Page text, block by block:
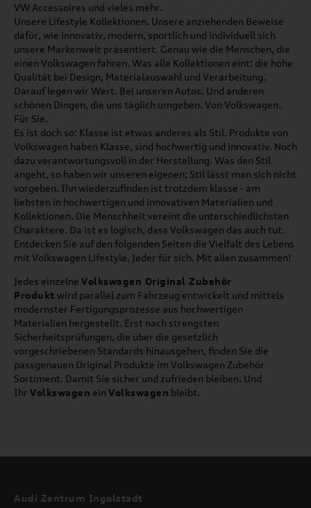
VW Accessoires und vieles mehr.
Unsere Lifestyle Kollektionen. Unsere anziehenden Beweise
dafür, wie innovativ, modern, sportlich und individuell sich
unsere Markenwelt präsentiert. Genau wie die Menschen, die
einen Volkswagen fahren. Was alle Kollektionen eint: die hohe
Qualität bei Design, Materialauswahl und Verarbeitung.
Darauf legen wir Wert. Bei unseren Autos. Und anderen
schönen Dingen, die uns täglich umgeben. Von Volkswagen.
Für Sie.
Es ist doch so: Klasse ist etwas anderes als Stil. Produkte von
Volkswagen haben Klasse, sind hochwertig und innovativ. Noch
dazu verantwortungsvoll in der Herstellung. Was den Stil
angeht, so haben wir unseren eigenen; Stil lässt man sich nicht
vorgeben. Ihn wiederzufinden ist trotzdem klasse - am
liebsten in hochwertigen und innovativen Materialien und
Kollektionen. Die Menschheit vereint die unterschiedlichsten
Charaktere. Da ist es logisch, dass Volkswagen das auch tut.
Entdecken Sie auf den folgenden Seiten die Vielfalt des Lebens
mit Volkswagen Lifestyle. Jeder für sich. Mit allen zusammen!
Jedes einzelne Volkswagen Original Zubehör
Produkt wird parallel zum Fahrzeug entwickelt und mittels
modernster Fertigungsprozesse aus hochwertigen
Materialien hergestellt. Erst nach strengsten
Sicherheitsprüfungen, die über die gesetzlich
vorgeschriebenen Standards hinausgehen, finden Sie die
passgenauen Original Produkte im Volkswagen Zubehör
Sortiment. Damit Sie sicher und zufrieden bleiben. Und
Ihr Volkswagen ein Volkswagen bleibt.
Audi Zentrum Ingolstadt